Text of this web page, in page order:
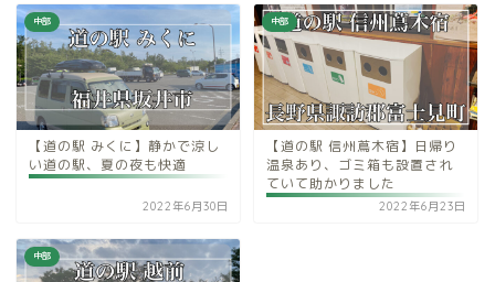
中部
【道の駅 みくに】静かで涼し
い道の駅、夏の夜も快適
2022年6月30日
中部
【道の駅 信州蔦木宿】日帰り
温泉あり、ゴミ箱も設置され
ていて助かりました
2022年6月23日
中部